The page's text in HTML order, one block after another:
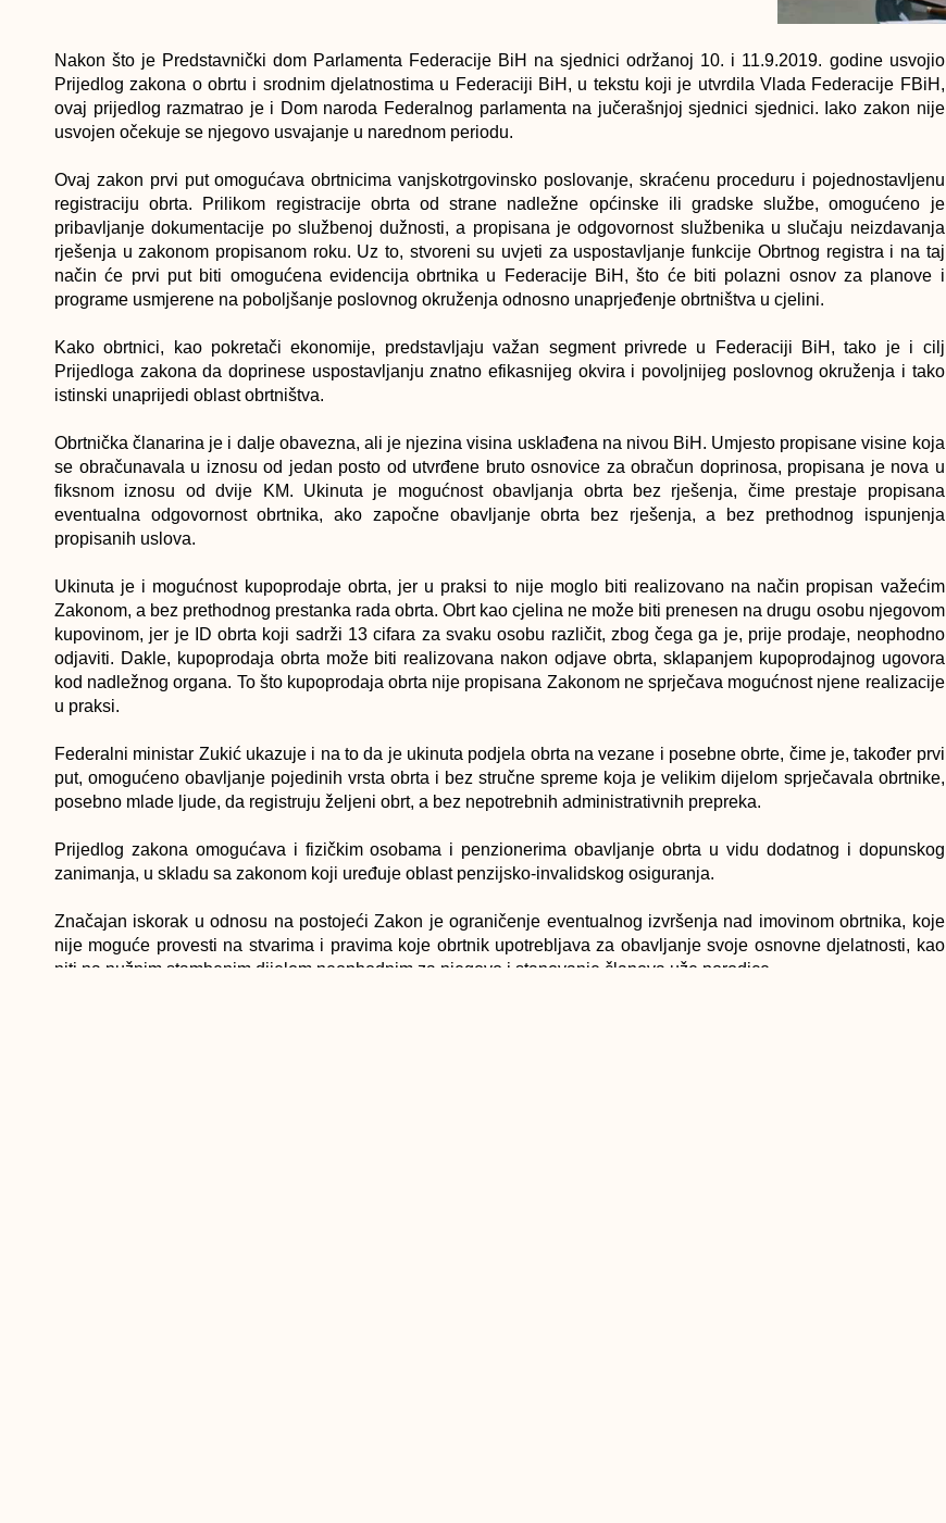
Nakon što je Predstavnički dom Parlamenta Federacije BiH na sjednici održanoj 10. i 11.9.2019. godine usvojio
Prijedlog zakona o obrtu i srodnim djelatnostima u Federaciji BiH, u tekstu koji je utvrdila Vlada Federacije FBiH,
ovaj prijedlog razmatrao je i Dom naroda Federalnog parlamenta na jučerašnjoj sjednici sjednici. Iako zakon nije
usvojen očekuje se njegovo usvajanje u narednom periodu.
Ovaj zakon prvi put omogućava obrtnicima vanjskotrgovinsko poslovanje, skraćenu proceduru i pojednostavljenu
registraciju obrta. Prilikom registracije obrta od strane nadležne općinske ili gradske službe, omogućeno je
pribavljanje dokumentacije po službenoj dužnosti, a propisana je odgovornost službenika u slučaju neizdavanja
rješenja u zakonom propisanom roku. Uz to, stvoreni su uvjeti za uspostavljanje funkcije Obrtnog registra i na taj
način će prvi put biti omogućena evidencija obrtnika u Federacije BiH, što će biti polazni osnov za planove i
programe usmjerene na poboljšanje poslovnog okruženja odnosno unaprjeđenje obrtništva u cjelini.
Kako obrtnici, kao pokretači ekonomije, predstavljaju važan segment privrede u Federaciji BiH, tako je i cilj
Prijedloga zakona da doprinese uspostavljanju znatno efikasnijeg okvira i povoljnijeg poslovnog okruženja i tako
istinski unaprijedi oblast obrtništva.
Obrtnička članarina je i dalje obavezna, ali je njezina visina usklađena na nivou BiH. Umjesto propisane visine koja
se obračunavala u iznosu od jedan posto od utvrđene bruto osnovice za obračun doprinosa, propisana je nova u
fiksnom iznosu od dvije KM. Ukinuta je mogućnost obavljanja obrta bez rješenja, čime prestaje propisana
eventualna odgovornost obrtnika, ako započne obavljanje obrta bez rješenja, a bez prethodnog ispunjenja
propisanih uslova.
Ukinuta je i mogućnost kupoprodaje obrta, jer u praksi to nije moglo biti realizovano na način propisan važećim
Zakonom, a bez prethodnog prestanka rada obrta. Obrt kao cjelina ne može biti prenesen na drugu osobu njegovom
kupovinom, jer je ID obrta koji sadrži 13 cifara za svaku osobu različit, zbog čega ga je, prije prodaje, neophodno
odjaviti. Dakle, kupoprodaja obrta može biti realizovana nakon odjave obrta, sklapanjem kupoprodajnog ugovora
kod nadležnog organa. To što kupoprodaja obrta nije propisana Zakonom ne sprječava mogućnost njene realizacije
u praksi.
Federalni ministar Zukić ukazuje i na to da je ukinuta podjela obrta na vezane i posebne obrte, čime je, također prvi
put, omogućeno obavljanje pojedinih vrsta obrta i bez stručne spreme koja je velikim dijelom sprječavala obrtnike,
posebno mlade ljude, da registruju željeni obrt, a bez nepotrebnih administrativnih prepreka.
Prijedlog zakona omogućava i fizičkim osobama i penzionerima obavljanje obrta u vidu dodatnog i dopunskog
zanimanja, u skladu sa zakonom koji uređuje oblast penzijsko-invalidskog osiguranja.
Značajan iskorak u odnosu na postojeći Zakon je ograničenje eventualnog izvršenja nad imovinom obrtnika, koje
nije moguće provesti na stvarima i pravima koje obrtnik upotrebljava za obavljanje svoje osnovne djelatnosti, kao
niti na nužnim stambenim dijelom neophodnim za njegovo i stanovanje članova uže porodice.